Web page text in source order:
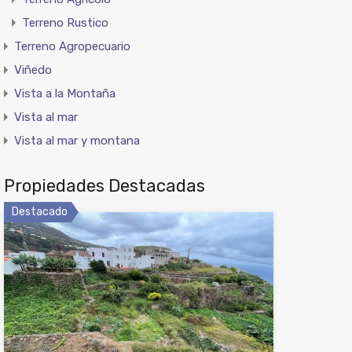
Terreno Rustico
Terreno Agropecuario
Viñedo
Vista a la Montaña
Vista al mar
Vista al mar y montana
Propiedades Destacadas
Destacado